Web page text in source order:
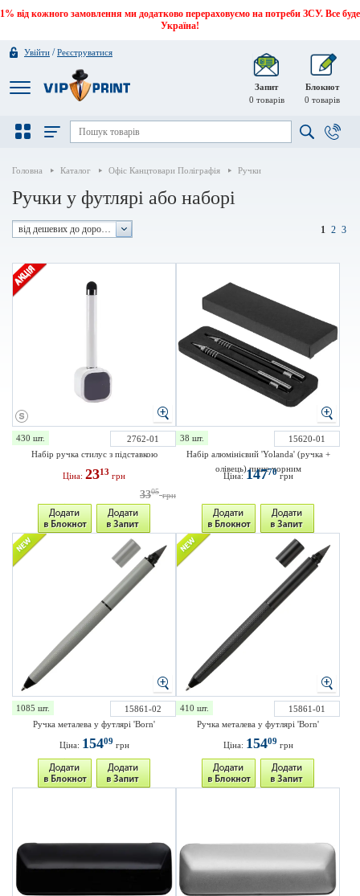
1% від кожного замовлення ми додатково перераховуємо на потреби ЗСУ. Все буде
Україна!
Увійти /Реєструватися
Запит
0 товарів
Блокнот
0 товарів
Головна Каталог Офіс Канцтовари Поліграфія Ручки
Ручки у футлярі або наборі
від дешевих до дорогих 1 2 3
430 шт.
2762-01
Набір ручка стилус з підставкою
Ціна: 2313 грн
3305 грн
38 шт.
15620-01
Набір алюмінієвий 'Yolanda' (ручка +
олівець) пише чорним
Ціна:14770 грн
1085 шт.
15861-02
Ручка металева у футлярі 'Born'
Ціна: 15409 грн
410 шт.
15861-01
Ручка металева у футлярі 'Born'
Ціна: 15409 грн